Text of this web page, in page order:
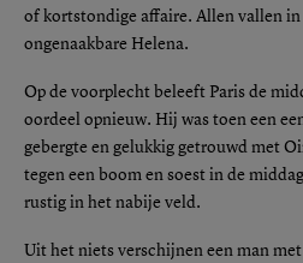
of kortstondige affaire. Allen vallen
ongenaakbare Helena.
Op de voorplecht beleeft Paris de
oordeel opnieuw. Hij was toen een
gebergte en gelukkig getrouwd met
tegen een boom en soest in de
rustig in het nabije veld.
Uit het niets verschijnen een man